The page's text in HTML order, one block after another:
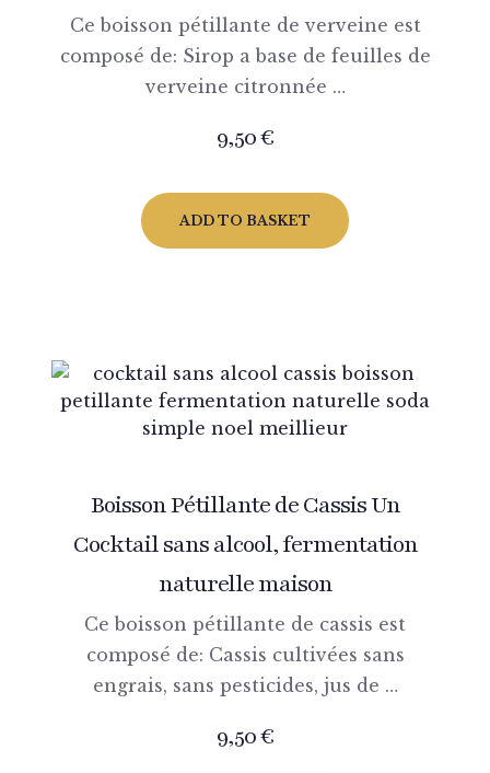
Ce boisson pétillante de verveine est
composé de: Sirop a base de feuilles de
verveine citronnée …
9,50€
ADD TO BASKET
Boisson Pétillante de Cassis Un
Cocktail sans alcool, fermentation
naturelle maison
Ce boisson pétillante de cassis est
composé de: Cassis cultivées sans
engrais, sans pesticides, jus de …
9,50€